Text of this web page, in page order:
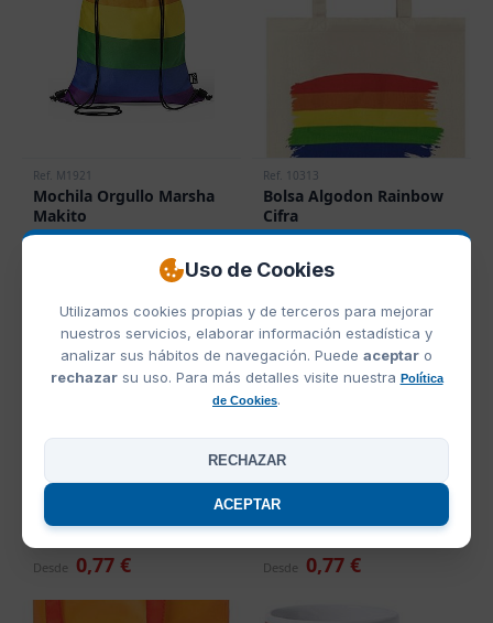
Uso de Cookies
Utilizamos cookies propias y de terceros para mejorar
nuestros servicios, elaborar información estadística y
analizar sus hábitos de navegación. Puede aceptar o
rechazarsu uso. Para más detalles visite nuestra Política
de Cookies.
RECHAZAR
ACEPTAR
Ref. M1921
Mochila Orgullo Marsha
Makito
Ref. 10313
Bolsa Algodon Rainbow
Cifra
Ref. T-29CO
Bandera Rainbow Coche
Divar Cifra
Desde 0,77 €
Ref. 10312
Mochila Algodon
Rainbow Cifra
Desde 0,77 €